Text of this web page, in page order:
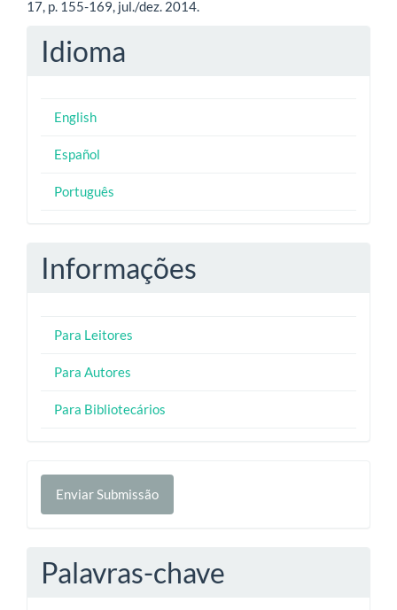
17, p. 155-169, jul./dez. 2014.
Idioma
English
Español
Português
Informações
Para Leitores
Para Autores
Para Bibliotecários
Enviar
Submissão
Enviar Submissão
Palavras-chave